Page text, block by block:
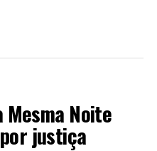
Mesma Noite
justiça